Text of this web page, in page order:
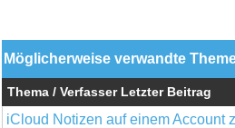
Möglicherweise verwandte
Thema / Verfasser Letzter Beitrag
iCloud Notizen auf einem Account